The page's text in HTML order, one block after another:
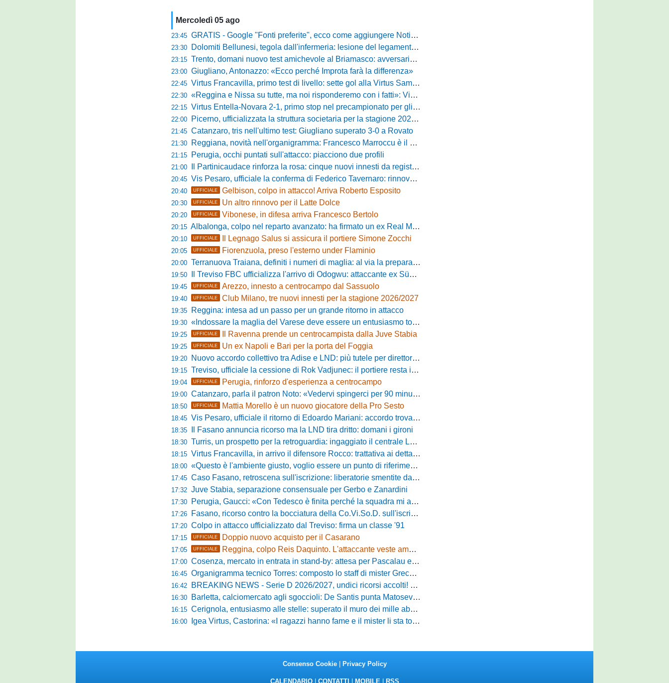
Mercoledì 05 ago
23:45 GRATIS - Google "Fonti preferite", ecco come aggiungere NotiziarioCalcio alle tue notizie
23:30 Dolomiti Bellunesi, tegola dall'infermeria: lesione del legamento crociato per Nicola Masut
23:15 Trento, domani nuovo test amichevole al Briamasco: avversaria la Roma Under 20
23:00 Giugliano, Antonazzo: «Ecco perché Improta farà la differenza»
22:45 Virtus Francavilla, primo test di livello: sette gol alla Virtus Sammarco e colpo in difesa
22:30 «Reggina e Nissa su tutte, ma noi risponderemo con i fatti»: Vibonese, parla il ds Maglia
22:15 Virtus Entella-Novara 2-1, primo stop nel precampionato per gli azzurri: Forte ribalta Lartey nel finale
22:00 Picerno, ufficializzata la struttura societaria per la stagione 2026-2027
21:45 Catanzaro, tris nell'ultimo test: Giugliano superato 3-0 a Rovato
21:30 Reggiana, novità nell'organigramma: Francesco Marroccu è il nuovo DG dell'Area Tecnica
21:15 Perugia, occhi puntati sull'attacco: piacciono due profili
21:00 Il Partinicaudace rinforza la rosa: cinque nuovi innesti da registrare
20:45 Vis Pesaro, ufficiale la conferma di Federico Tavernaro: rinnovato il prestito dal Venezia
20:40 UFFICIALE Gelbison, colpo in attacco! Arriva Roberto Esposito
20:30 UFFICIALE Un altro rinnovo per il Latte Dolce
20:20 UFFICIALE Vibonese, in difesa arriva Francesco Bertolo
20:15 Albalonga, colpo nel reparto avanzato: ha firmato un ex Real Monterotondo
20:10 UFFICIALE Il Legnago Salus si assicura il portiere Simone Zocchi
20:05 UFFICIALE Fiorenzuola, preso l'esterno under Flaminio
20:00 Terranuova Traiana, definiti i numeri di maglia: al via la preparazione e la sfida con il Grosseto
19:50 Il Treviso FBC ufficializza l'arrivo di Odogwu: attaccante ex Südtirol
19:45 UFFICIALE Arezzo, innesto a centrocampo dal Sassuolo
19:40 UFFICIALE Club Milano, tre nuovi innesti per la stagione 2026/2027
19:35 Reggina: intesa ad un passo per un grande ritorno in attacco
19:30 «Indossare la maglia del Varese deve essere un entusiasmo totale»: mister Ciceri traccia la strada e carica i biancorossi
19:25 UFFICIALE Il Ravenna prende un centrocampista dalla Juve Stabia
19:25 UFFICIALE Un ex Napoli e Bari per la porta del Foggia
19:20 Nuovo accordo collettivo tra Adise e LND: più tutele per direttori sportivi e collaboratori
19:15 Treviso, ufficiale la cessione di Rok Vadjunec: il portiere resta in Italia, ecco dove
19:04 UFFICIALE Perugia, rinforzo d'esperienza a centrocampo
19:00 Catanzaro, parla il patron Noto: «Vedervi spingerci per 90 minuti è meraviglioso, costruiamo qualcosa di unico»
18:50 UFFICIALE Mattia Morello è un nuovo giocatore della Pro Sesto
18:45 Vis Pesaro, ufficiale il ritorno di Edoardo Mariani: accordo trovato con il Venezia
18:35 Il Fasano annuncia ricorso ma la LND tira dritto: domani i gironi
18:30 Turris, un prospetto per la retroguardia: ingaggiato il centrale Leopoldo Battipaglia
18:15 Virtus Francavilla, in arrivo il difensore Rocco: trattativa ai dettagli con il Cosenza
18:00 «Questo è l'ambiente giusto, voglio essere un punto di riferimento»: Noah Lewis carica la Dolomiti Bellunesi
17:45 Caso Fasano, retroscena sull'iscrizione: liberatorie smentite da due calciatori, ecco chi
17:32 Juve Stabia, separazione consensuale per Gerbo e Zanardini
17:30 Perugia, Gaucci: «Con Tedesco è finita perché la squadra mi addormentava»
17:26 Fasano, ricorso contro la bocciatura della Co.Vi.So.D. sull'iscrizione in Serie D
17:20 Colpo in attacco ufficializzato dal Treviso: firma un classe '91
17:15 UFFICIALE Doppio nuovo acquisto per il Casarano
17:05 UFFICIALE Reggina, colpo Reis Daquinto. L'attaccante veste amaranto
17:00 Cosenza, mercato in entrata in stand-by: attesa per Pascalau e trattative per la cessione di Ba
16:45 Organigramma tecnico Torres: composto lo staff di mister Greco per la stagione 2026-2027
16:42 BREAKING NEWS - Serie D 2026/2027, undici ricorsi accolti! Fasano bocciato e sei ripescaggi approvati
16:30 Barletta, calciomercato agli sgoccioli: De Santis punta Matosevic e Di Noia per completare la rosa
16:15 Cerignola, entusiasmo alle stelle: superato il muro dei mille abbonati, è record storico
16:00 Igea Virtus, Castorina: «I ragazzi hanno fame e il mister li sta torchiando per bene»
Consenso Cookie| Privacy Policy
CALENDARIO| CONTATTI MOBILE RSS